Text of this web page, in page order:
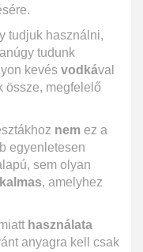
tudjuk használni,
tudunk
kevés vodkával
össze, megfelelő
nem ez a
egyenletesen
sem olyan
, amelyhez
használata
anyagra kell csak